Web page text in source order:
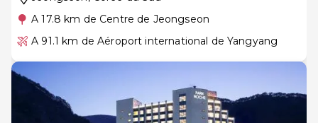
A 17.8 km de Centre de Jeongseon
A 91.1 km de Aéroport international de Yangyang